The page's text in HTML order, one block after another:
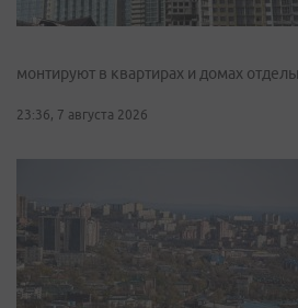
монтируют в квартирах и домах
23:36, 7 августа 2026